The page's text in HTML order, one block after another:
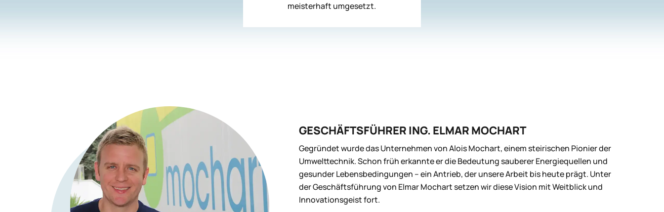
meisterhaft umgesetzt.
GESCHÄFTSFÜHRER ING. ELMAR MOCHART
Gegründet wurde das Unternehmen von Alois Mochart, einem steirischen Pionier der
Umwelttechnik. Schon früh erkannte er die Bedeutung sauberer Energiequellen und
gesunder Lebensbedingungen – ein Antrieb, der unsere Arbeit bis heute prägt. Unter
der Geschäftsführung von Elmar Mochart setzen wir diese Vision mit Weitblick und
Innovationsgeist fort.